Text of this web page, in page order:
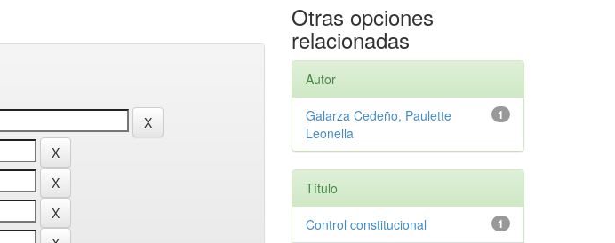
Otras opciones
relacionadas
Autor
1
Galarza Cedeño, Paulette
Leonella
Título
1
Control constitucional